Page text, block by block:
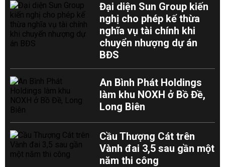
Đại diện Sun Group kiến
nghị cho phép kế thừa
nghĩa vụ tài chính khi
chuyển nhượng dự án
BĐS
An Bình Phát Holdings
làm khu NOXH ở Bồ Đề,
Long Biên
Cầu Thượng Cát trên
Vành đai 3,5 sau gần một
năm thi công